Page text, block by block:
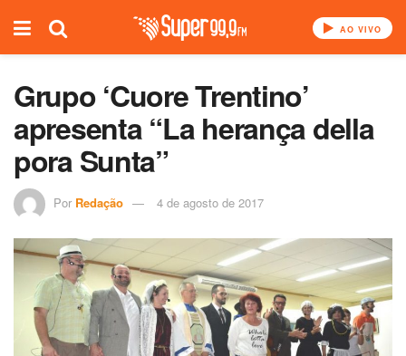
AO VIVO
Grupo ‘Cuore Trentino’
apresenta “La herança della
pora Sunta”
Por Redação 4 de agosto de 2017